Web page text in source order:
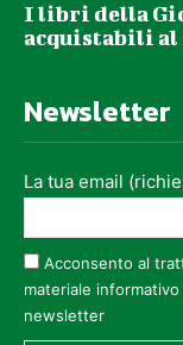
I libri della
acquistabili al
Newsletter
La tua email
Acconsento al
materiale
newsletter